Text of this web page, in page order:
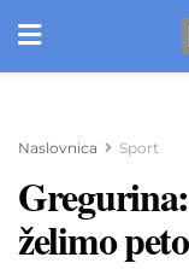
Naslovnica Sport
želimo